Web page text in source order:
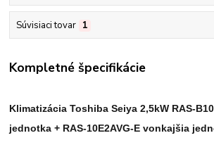
Súvisiaci tovar 1
Kompletné špecifikácie
Klimatizácia Toshiba Seiya 2,5kW RAS-
jednotka + RAS-10E2AVG-E vonkajšia